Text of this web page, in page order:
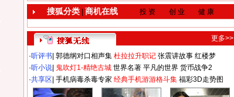
搜狐分类| 商机在线 投 资 创 业 健 康
更多>>
·听评书 郭德纲对口相声集 杜拉拉升职记 张震讲故事 红楼梦
·听小说 鬼吹灯1-精绝古城 世界名著 平凡的世界 货币战争2
·共享区 手机病毒杀毒专家 经典手机游游格斗集 福彩3D走势图